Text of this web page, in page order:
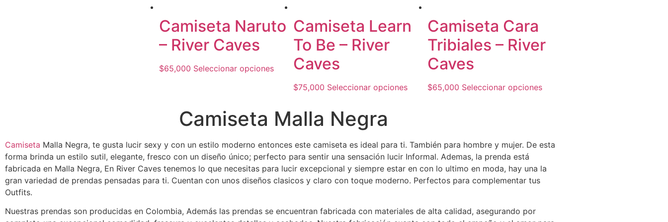
Camiseta Naruto
– River Caves
$65,000 Seleccionar opciones
Camiseta Learn
To Be – River
Caves
$75,000 Seleccionar opciones
Camiseta Cara
Tribiales – River
Caves
$65,000 Seleccionar opciones
Camiseta Malla Negra
Camiseta Malla Negra, te gusta lucir sexy y con un estilo moderno entonces este camiseta es ideal para ti. También para hombre y mujer. De esta
forma brinda un estilo sutil, elegante, fresco con un diseño único; perfecto para sentir una sensación lucir Informal. Ademas, la prenda está
fabricada en Malla Negra, En River Caves tenemos lo que necesitas para lucir excepcional y siempre estar en con lo ultimo en moda, hay una la
gran variedad de prendas pensadas para ti. Cuentan con unos diseños clasicos y claro con toque moderno. Perfectos para complementar tus
Outfits.
Nuestras prendas son producidas en Colombia, Además las prendas se encuentran fabricada con materiales de alta calidad, asegurando por